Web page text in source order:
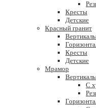
Кресты
Детские
Красный гранит
Кресты
Детские
Мрамор
С